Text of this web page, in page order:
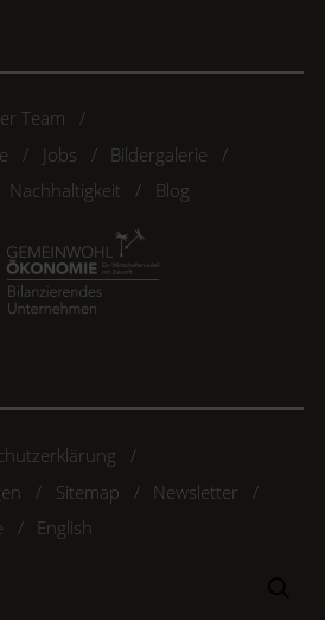
Team
Jobs
Bildergalerie
Nachhaltigkeit Blog
Sitemap
Newsletter
English